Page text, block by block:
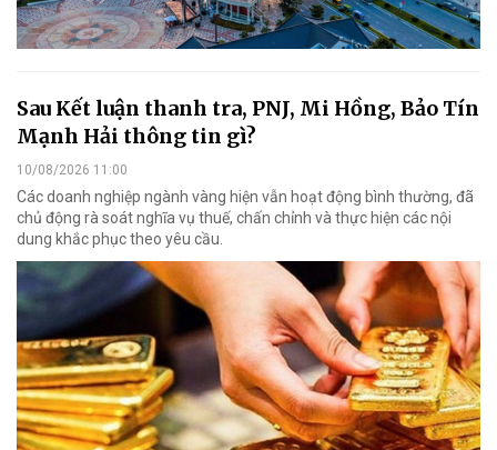
Sau Kết luận thanh tra, PNJ, Mi Hồng, Bảo Tín
Mạnh Hải thông tin gì?
10/08/2026 11:00
Các doanh nghiệp ngành vàng hiện vẫn hoạt động bình thường, đã
chủ động rà soát nghĩa vụ thuế, chấn chỉnh và thực hiện các nội
dung khắc phục theo yêu cầu.